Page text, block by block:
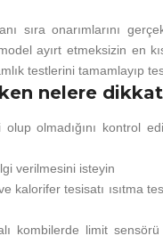
sıra onarımlarını
ayırt etmeksizin en
testlerini tamamlayıp
nelere
olmadığını kontrol
verilmesini isteyin
kalorifer tesisatı ısıtma
kombilerde limit